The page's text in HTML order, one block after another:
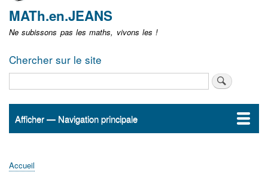
MATh.en.JEANS
Ne subissons pas les maths, vivons les !
Chercher sur le site
Navigation
Afficher — Navigation principale
Accueil
ActualitésMATh.en.JEANS ?
Régions et Ateliers
Créer, gérer un atelier
Sujets/Publications
Congrès
Accueil